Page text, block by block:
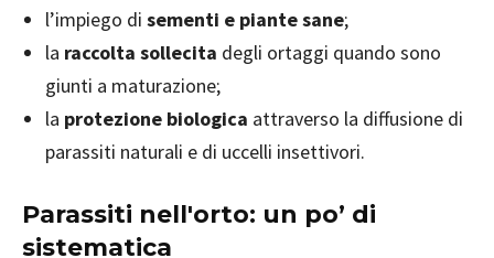
l’impiego di sementi e piante sane;
la raccolta sollecita degli ortaggi quando sono
giunti a maturazione;
la protezione biologica attraverso la diffusione di
parassiti naturali e di uccelli insettivori.
Parassiti nell'orto: un po’ di
sistematica